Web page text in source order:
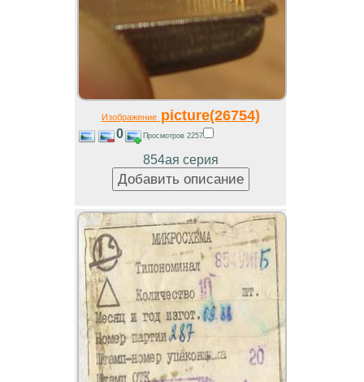
Изображениеpicture(26754)
0 Просмотров 2257
854ая серия